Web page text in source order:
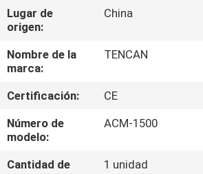
SOBRE
NOSOTROS
VIAJE
DE
LA
Lugar de
origen:
China
Nombre de la
marca:
TENCAN
Certificación:
CE
Número de
modelo:
ACM-1500
Cantidad de
1 unidad